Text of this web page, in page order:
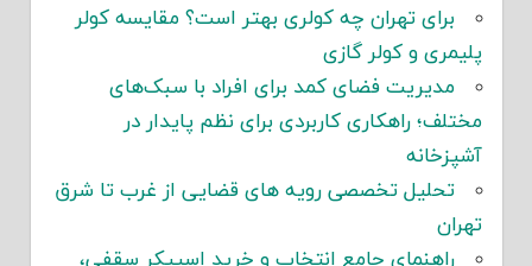
برای تهران چه کولری بهتر است؟ مقایسه کولر
پلیمری و کولر گازی
مدیریت فضای کمد برای افراد با سبک‌های
مختلف؛ راهکاری کاربردی برای نظم پایدار در
آشپزخانه
تحلیل تخصصی رویه های قضایی از غرب تا شرق
تهران
راهنمای جامع انتخاب و خرید اسپیکر سقفی،